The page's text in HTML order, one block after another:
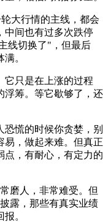
大行情的主线，都会
中间也有过多次跌停
线切换了"，但最后
。
它只是在上涨的过程
浮筹。等它歇够了，还
慌的时候你贪婪，别
易，做起来难。但真正
点，有耐心，有定力的
磨人，非常难受。但
露，那些有真实业绩
。